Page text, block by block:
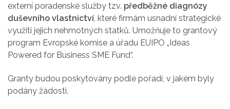
externí poradenské služby tzv. předběžné diagnózy
duševního vlastnictví, které firmám usnadní strategické
využití jejich nehmotných statků. Umožňuje to grantový
program Evropské komise a úřadu EUIPO „Ideas
Powered for Business SME Fund“.
Granty budou poskytovány podle pořadí, v jakém byly
podány žádosti.